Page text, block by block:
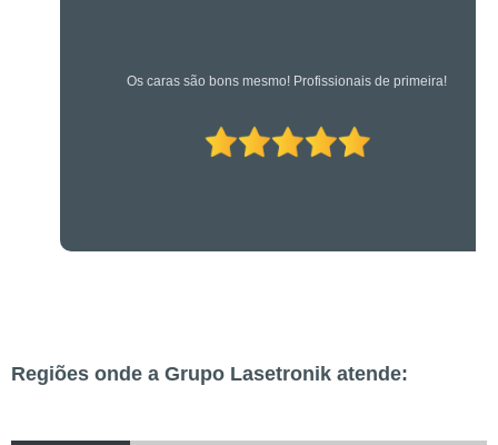
Os caras são bons mesmo! Profissionais de primeira!
Regiões onde a Grupo Lasetronik atende: